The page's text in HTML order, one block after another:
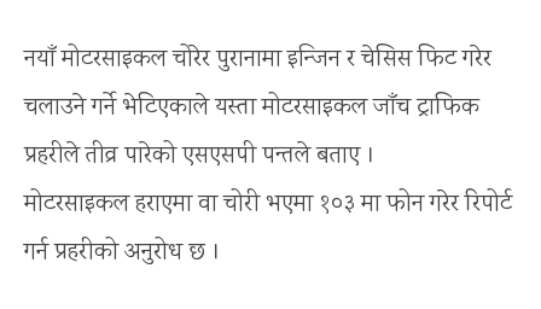
नयाँ मोटरसाइकल चोरेर पुरानामा इन्जिन र चेसिस फिट गरेर
चलाउने गर्ने भेटिएकाले यस्ता मोटरसाइकल जाँच ट्राफिक
प्रहरीले तीव्र पारेको एसएसपी पन्तले बताए ।
मोटरसाइकल हराएमा वा चोरी भएमा १०३ मा फोन गरेर रिपोर्ट
गर्न प्रहरीको अनुरोध छ ।